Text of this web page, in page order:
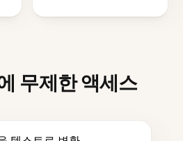
무제한 액세스